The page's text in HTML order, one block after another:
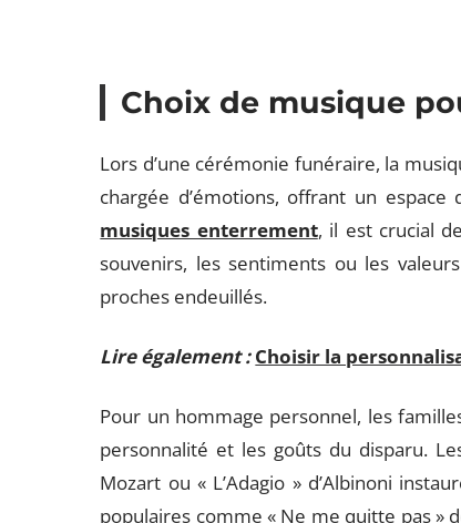
Choix de musique
Lors d’une cérémonie funéraire, la
chargée d’émotions, offrant un
musiques enterrement, il est crucial
souvenirs, les sentiments ou les
proches endeuillés.
Lire également : Choisir la
Pour un hommage personnel, les
personnalité et les goûts du disparu.
Mozart ou « L’Adagio » d’Albinoni
populaires comme « Ne me quitte pas »